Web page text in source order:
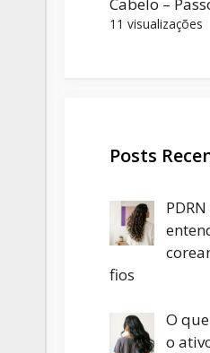
11 visualizações
Posts
fios
O que
o